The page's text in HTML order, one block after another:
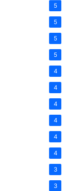
5
5
5
5
4
4
4
4
4
4
3
3